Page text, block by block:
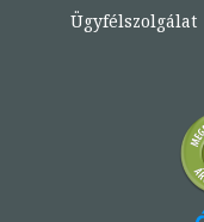
Ügyfélszolgálat